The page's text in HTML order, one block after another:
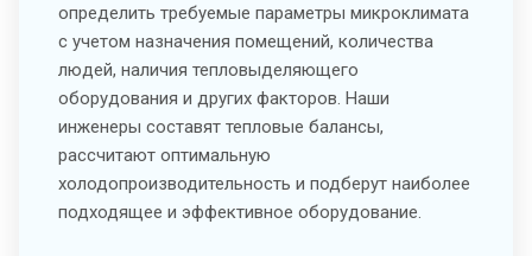
определить требуемые параметры микроклимата
с учетом назначения помещений, количества
людей, наличия тепловыделяющего
оборудования и других факторов. Наши
инженеры составят тепловые балансы,
рассчитают оптимальную
холодопроизводительность и подберут наиболее
подходящее и эффективное оборудование.